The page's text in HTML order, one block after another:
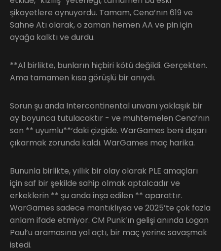
şikayetlere oynuyordu. Tamam, Cena’nın 619 ve
Sahne Atı olarak, o zaman hemen AA ve pin için
ayağa kalktı ve durdu.
**Al birlikte, bunların hiçbiri kötü değildi. Gerçekten.
Ama tamamen kısa görüşlü bir anıydı.
Sorun şu anda Intercontinental unvanı yaklaşık bir
ay boyunca tutulacaktır - ve muhtemelen Cena’nın
son ** uyumlu**‘daki çizgide. WarGames beni dışarı
çıkarmak zorunda kaldı. WarGames maç harika.
Bununla birlikte, yıllık bir olay olarak PLE amaçları
için saf bir şekilde sahip olmak aptalcadır ve
erkeklerin ** şu anda inşa edilen ** aparattır.
WarGames sadece mantıklıysa ve 2025’te çok fazla
anlam ifade etmiyor. CM Punk’ın gelişi anında Logan
Paul’u aramasına yol açtı, bir maç yerine savaşmak
istedi.